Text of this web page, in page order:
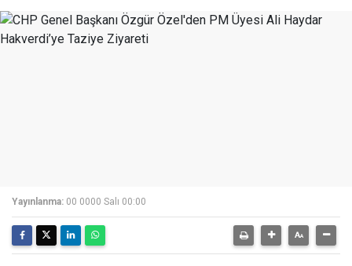
Yayınlanma: 00 0000 Salı 00:00